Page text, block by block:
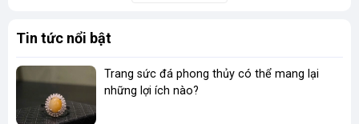
Vẻ đẹp tự nhiên của vòng ngọc mã não tại
Shop Lạc Việt
Tin tức nổi bật
Trang sức đá phong thủy có thể mang lại
những lợi ích nào?